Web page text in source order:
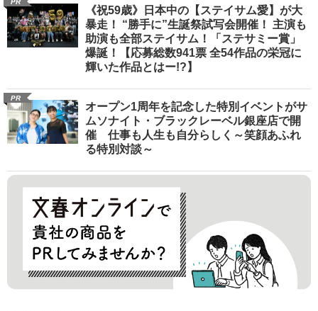
《祝59歳》日本中の【ステイサム愛】が大
暴走！ “勝手に”生誕祭試写会開催！ 主演も
助演も全部ステイサム！「ステサミー賞」
爆誕！【応募総数941票 全54作品の栄冠に
輝いた作品とはー!?】
PR
オープン1周年を記念した特別イベントがサ
ムソナイト・ブラックレーベル銀座店で開
催 仕事も人生も自分らしく～笑顔あふれ
る特別対談～